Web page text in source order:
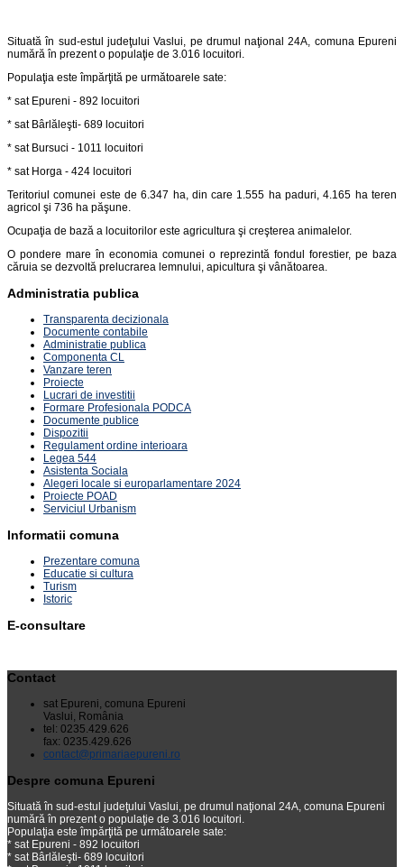
Situată în sud-estul judeţului Vaslui, pe drumul naţional 24A, comuna Epureni
numără în prezent o populaţie de 3.016 locuitori.
Populaţia este împărţită pe următoarele sate:
* sat Epureni - 892 locuitori
* sat Bârlăleşti- 689 locuitori
* sat Bursuci - 1011 locuitori
* sat Horga - 424 locuitori
Teritoriul comunei este de 6.347 ha, din care 1.555 ha paduri, 4.165 ha teren
agricol şi 736 ha păşune.
Ocupaţia de bază a locuitorilor este agricultura şi creşterea animalelor.
O pondere mare în economia comunei o reprezintă fondul forestier, pe baza
căruia se dezvoltă prelucrarea lemnului, apicultura şi vânătoarea.
Administratia publica
Transparenta decizionala
Documente contabile
Administratie publica
Componenta CL
Vanzare teren
Proiecte
Lucrari de investitii
Formare Profesionala PODCA
Documente publice
Dispozitii
Regulament ordine interioara
Legea 544
Asistenta Sociala
Alegeri locale si europarlamentare 2024
Proiecte POAD
Serviciul Urbanism
Informatii comuna
Prezentare comuna
Educatie si cultura
Turism
Istoric
E-consultare
Contact
sat Epureni, comuna Epureni
Vaslui, România
tel: 0235.429.626
fax: 0235.429.626
contact@primariaepureni.ro
Despre comuna Epureni
Situată în sud-estul judeţului Vaslui, pe drumul naţional 24A, comuna Epureni
numără în prezent o populaţie de 3.016 locuitori.
Populaţia este împărţită pe următoarele sate:
* sat Epureni - 892 locuitori
* sat Bârlăleşti- 689 locuitori